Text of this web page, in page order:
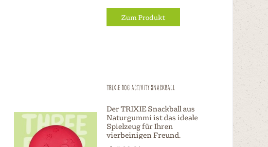
Zum Produkt
TRIXIE Dog Activity Snackball
Der TRIXIE Snackball aus
Naturgummi ist das ideale
Spielzeug für Ihren
vierbeinigen Freund.